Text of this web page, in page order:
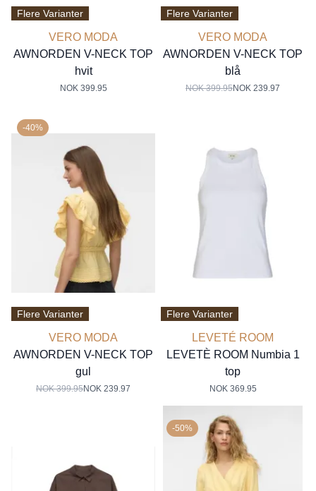
Flere Varianter
VERO MODA
AWNORDEN V-NECK TOP
hvit
NOK 399.95
Flere Varianter
VERO MODA
AWNORDEN V-NECK TOP
blå
NOK 399.95NOK 239.97
-40%
Flere Varianter
VERO MODA
AWNORDEN V-NECK TOP
gul
NOK 399.95NOK 239.97
Flere Varianter
LEVETÉ ROOM
LEVETÈ ROOM Numbia 1
top
NOK 369.95
-50%